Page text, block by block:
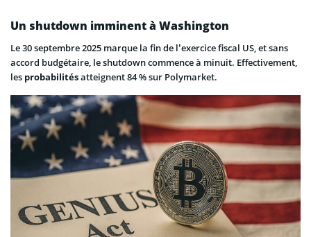
Un shutdown imminent à Washington
Le 30 septembre 2025 marque la fin de l’exercice fiscal US, et sans
accord budgétaire, le shutdown commence à minuit. Effectivement,
les probabilitésatteignent 84 % sur Polymarket.